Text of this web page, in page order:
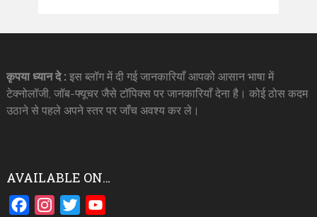
कृपया ध्यान दे : इस ब्लॉग में दी गई जानकारियाँ आपको आसान भाषा में
टेक्नोलॉजी, जॉब-फ्यूचर जैसे टॉपिक्स पर जानकारियाँ देना है। कोई ठोस कदम
उठाने से पहले अपने स्तर पर जाँच अवश्य कर ले।
AVAILABLE ON…
FacebookInstagram
Twitter